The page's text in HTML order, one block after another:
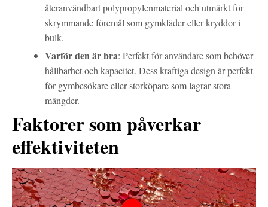
återanvändbart polypropylenmaterial och utmärkt för
skrymmande föremål som gymkläder eller kryddor i
bulk.
Varför den är bra: Perfekt för användare som behöver
hållbarhet och kapacitet. Dess kraftiga design är perfekt
för gymbesökare eller storköpare som lagrar stora
mängder.
Faktorer som påverkar
effektiviteten